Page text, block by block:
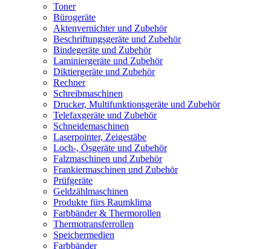
Toner
Bürogeräte
Aktenvernichter und Zubehör
Beschriftungsgeräte und Zubehör
Bindegeräte und Zubehör
Laminiergeräte und Zubehör
Diktiergeräte und Zubehör
Rechner
Schreibmaschinen
Drucker, Multifunktionsgeräte und Zubehör
Telefaxgeräte und Zubehör
Schneidemaschinen
Laserpointer, Zeigestäbe
Loch-, Ösgeräte und Zubehör
Falzmaschinen und Zubehör
Frankiermaschinen und Zubehör
Prüfgeräte
Geldzählmaschinen
Produkte fürs Raumklima
Farbbänder & Thermorollen
Thermotransferrollen
Speichermedien
Farbbänder